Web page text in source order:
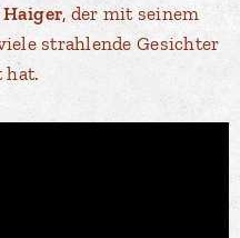
, der mit seinem
strahlende Gesichter
hat.